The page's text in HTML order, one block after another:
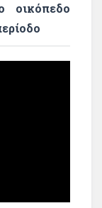
οικόπεδο